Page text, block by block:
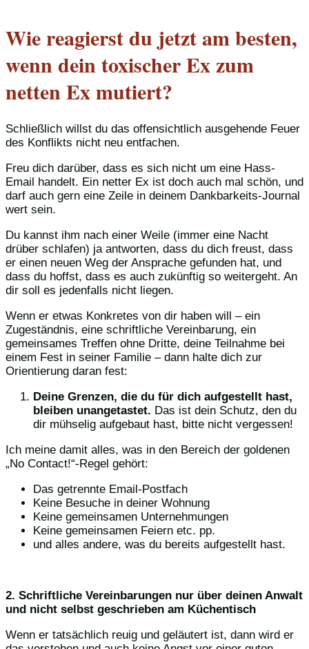
Wie reagierst du jetzt am besten,
wenn dein toxischer Ex zum
netten Ex mutiert?
Schließlich willst du das offensichtlich ausgehende Feuer
des Konflikts nicht neu entfachen.
Freu dich darüber, dass es sich nicht um eine Hass-
Email handelt. Ein netter Ex ist doch auch mal schön, und
darf auch gern eine Zeile in deinem Dankbarkeits-Journal
wert sein.
Du kannst ihm nach einer Weile (immer eine Nacht
drüber schlafen) ja antworten, dass du dich freust, dass
er einen neuen Weg der Ansprache gefunden hat, und
dass du hoffst, dass es auch zukünftig so weitergeht. An
dir soll es jedenfalls nicht liegen.
Wenn er etwas Konkretes von dir haben will – ein
Zugeständnis, eine schriftliche Vereinbarung, ein
gemeinsames Treffen ohne Dritte, deine Teilnahme bei
einem Fest in seiner Familie – dann halte dich zur
Orientierung daran fest:
Deine Grenzen, die du für dich aufgestellt hast,
bleiben unangetastet. Das ist dein Schutz, den du
dir mühselig aufgebaut hast, bitte nicht vergessen!
Ich meine damit alles, was in den Bereich der goldenen
„No Contact!“-Regel gehört:
Das getrennte Email-Postfach
Keine Besuche in deiner Wohnung
Keine gemeinsamen Unternehmungen
Keine gemeinsamen Feiern etc. pp.
und alles andere, was du bereits aufgestellt hast.
2. Schriftliche Vereinbarungen nur über deinen Anwalt
und nicht selbst geschrieben am Küchentisch
Wenn er tatsächlich reuig und geläutert ist, dann wird er